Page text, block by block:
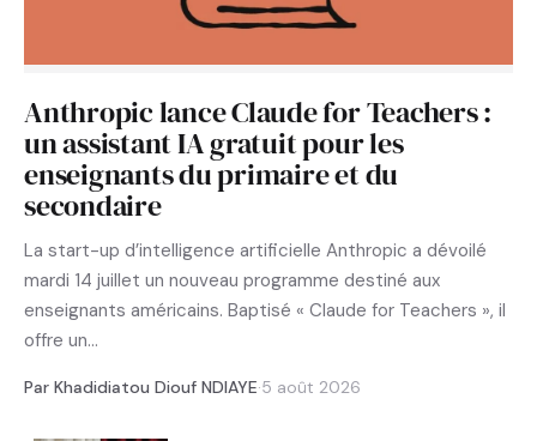
Anthropic lance Claude for Teachers :
un assistant IA gratuit pour les
enseignants du primaire et du
secondaire
La start-up d’intelligence artificielle Anthropic a dévoilé
mardi 14 juillet un nouveau programme destiné aux
enseignants américains. Baptisé « Claude for Teachers », il
offre un…
Par Khadidiatou Diouf NDIAYE·5 août 2026